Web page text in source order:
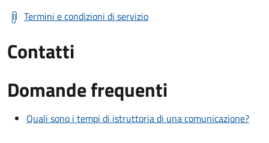
Termini e condizioni di servizio
Contatti
Domande frequenti
Quali sono i tempi di istruttoria di una comunicazione?